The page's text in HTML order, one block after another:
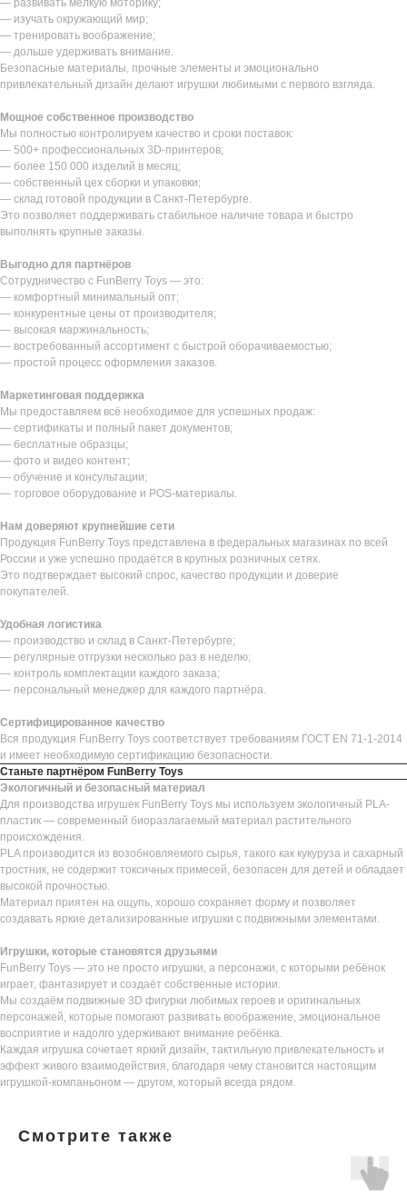
— развивать мелкую моторику;
— изучать окружающий мир;
— тренировать воображение;
— дольше удерживать внимание.
Безопасные материалы, прочные элементы и эмоционально
привлекательный дизайн делают игрушки любимыми с первого взгляда.
Мощное собственное производство
Мы полностью контролируем качество и сроки поставок:
— 500+ профессиональных 3D-принтеров;
— более 150 000 изделий в месяц;
— собственный цех сборки и упаковки;
— склад готовой продукции в Санкт-Петербурге.
Это позволяет поддерживать стабильное наличие товара и быстро
выполнять крупные заказы.
Выгодно для партнёров
Сотрудничество с FunBerry Toys — это:
— комфортный минимальный опт;
— конкурентные цены от производителя;
— высокая маржинальность;
— востребованный ассортимент с быстрой оборачиваемостью;
— простой процесс оформления заказов.
Маркетинговая поддержка
Мы предоставляем всё необходимое для успешных продаж:
— сертификаты и полный пакет документов;
— бесплатные образцы;
— фото и видео контент;
— обучение и консультации;
— торговое оборудование и POS-материалы.
Нам доверяют крупнейшие сети
Продукция FunBerry Toys представлена в федеральных магазинах по всей
России и уже успешно продаётся в крупных розничных сетях.
Это подтверждает высокий спрос, качество продукции и доверие
покупателей.
Удобная логистика
— производство и склад в Санкт-Петербурге;
— регулярные отгрузки несколько раз в неделю;
— контроль комплектации каждого заказа;
— персональный менеджер для каждого партнёра.
Сертифицированное качество
Вся продукция FunBerry Toys соответствует требованиям ГОСТ EN 71-1-2014
и имеет необходимую сертификацию безопасности.
Станьте партнёром FunBerry Toys
Экологичный и безопасный материал
Для производства игрушек FunBerry Toys мы используем экологичный PLA-
пластик — современный биоразлагаемый материал растительного
происхождения.
PLA производится из возобновляемого сырья, такого как кукуруза и сахарный
тростник, не содержит токсичных примесей, безопасен для детей и обладает
высокой прочностью.
Материал приятен на ощупь, хорошо сохраняет форму и позволяет
создавать яркие детализированные игрушки с подвижными элементами.
Игрушки, которые становятся друзьями
FunBerry Toys — это не просто игрушки, а персонажи, с которыми ребёнок
играет, фантазирует и создаёт собственные истории.
Мы создаём подвижные 3D фигурки любимых героев и оригинальных
персонажей, которые помогают развивать воображение, эмоциональное
восприятие и надолго удерживают внимание ребёнка.
Каждая игрушка сочетает яркий дизайн, тактильную привлекательность и
эффект живого взаимодействия, благодаря чему становится настоящим
игрушкой-компаньоном — другом, который всегда рядом.
Смотрите также